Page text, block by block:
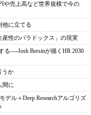
や売上高など世界規模で今の
他に立てる
性のパラドックス」の現実
る----Josh Bersinが描くHR 2030
うか
間に
ル＋Deep Researchアルゴリズ